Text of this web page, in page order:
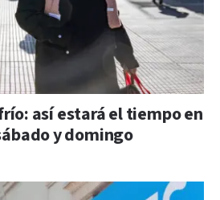
así estará el tiempo en
y domingo